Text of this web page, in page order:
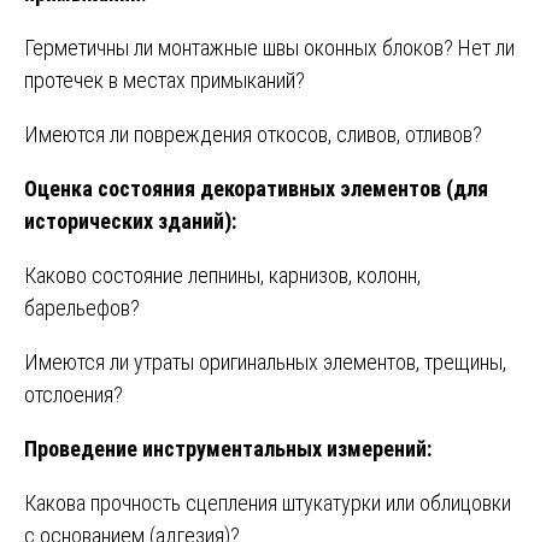
Герметичны ли монтажные швы оконных блоков? Нет ли
протечек в местах примыканий?
Имеются ли повреждения откосов, сливов, отливов?
Оценка состояния декоративных элементов (для
исторических зданий):
Каково состояние лепнины, карнизов, колонн,
барельефов?
Имеются ли утраты оригинальных элементов, трещины,
отслоения?
Проведение инструментальных измерений:
Какова прочность сцепления штукатурки или облицовки
с основанием (адгезия)?